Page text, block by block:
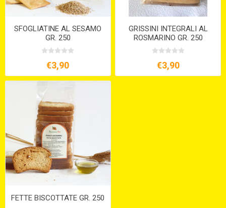
SFOGLIATINE AL SESAMO
GR. 250
€3,90
GRISSINI INTEGRALI AL
ROSMARINO GR. 250
€3,90
FETTE BISCOTTATE GR. 250